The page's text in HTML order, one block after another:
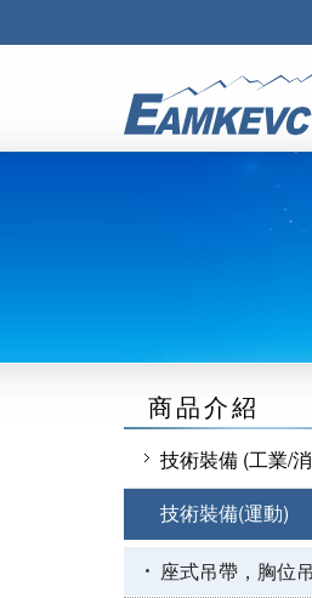
商品介紹
技術裝備 (工業/
鉤環 連接環
咬繩器.上升器
技術裝備(運動)
座式吊帶，胸位